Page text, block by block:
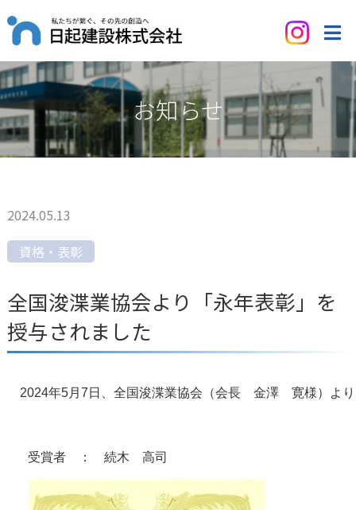
お知らせ
2024.05.13
資格・表彰
全国浚渫業協会より「永年表彰」を
授与されました
2024年5月7日、全国浚渫業協会（会長　金澤　寛様）よ
受賞者　：　続木　高司